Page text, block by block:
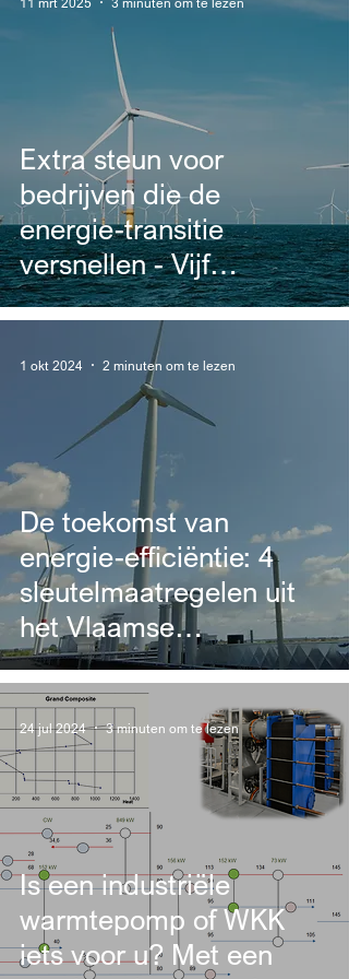
Extra steun voor
bedrijven die de
energie-transitie
versnellen - Vijf
sleutelmaatregelen uit
het energie- en
klimaatbeleid van
regering-De Wever
De toekomst van
energie-efficiëntie: 4
sleutelmaatregelen uit
het Vlaamse
Regeerakkoord
1 okt 2024 2 minuten om te lezen
Is een industriële
warmtepomp of WKK
iets voor u? Met een
24 jul 2024 3 minuten om te lezen